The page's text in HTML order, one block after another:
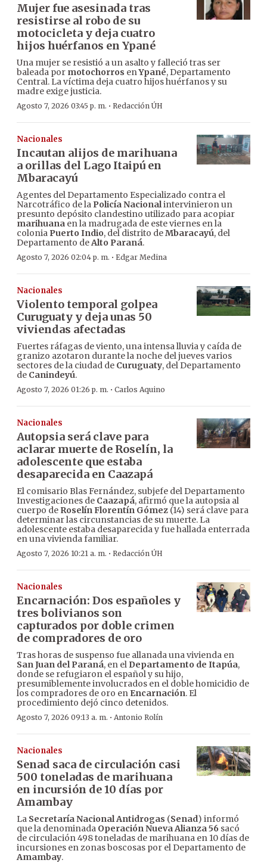
Mujer fue asesinada tras
resistirse al robo de su
motocicleta y deja cuatro
hijos huérfanos en Ypané
Una mujer se resistió a un asalto y falleció tras ser
baleada por motochorros enYpané, Departamento
Central. La víctima deja cuatro hijos huérfanos y su
madre exige justicia.
Agosto 7, 2026 03:45 p. m. · Redacción ÚH
Nacionales
Incautan alijos de marihuana
a orillas del Lago Itaipú en
Mbaracayú
Agentes del Departamento Especializado contra el
Narcotráfico de la Policía Nacionalintervinieron un
presunto depósito clandestino utilizado para acopiar
marihuana en la madrugada de este viernes en la
colonia Puerto Indio, del distrito deMbaracayú, del
Departamento deAlto Paraná.
Agosto 7, 2026 02:04 p. m. · Edgar Medina
Nacionales
Violento temporal golpea
Curuguaty y deja unas 50
viviendas afectadas
Fuertes ráfagas de viento, una intensa lluvia y caída de
granizo azotaron durante la noche del jueves varios
sectores de la ciudad de Curuguaty, del Departamento
de Canindeyú.
Agosto 7, 2026 01:26 p. m. · Carlos Aquino
Nacionales
Autopsia será clave para
aclarar muerte de Roselín, la
adolescente que estaba
desaparecida en Caazapá
El comisario Blas Fernández, subjefe del Departamento
Investigaciones de Caazapá, afirmó que la autopsia al
cuerpo de Roselín Florentín Gómez (14) será clave para
determinar las circunstancias de su muerte. La
adolescente estaba desaparecida y fue hallada enterrada
en una vivienda familiar.
Agosto 7, 2026 10:21 a. m. · Redacción ÚH
Nacionales
Encarnación: Dos españoles y
tres bolivianos son
capturados por doble crimen
de compradores de oro
Tras horas de suspenso fue allanada una vivienda en
San Juan del Paraná, en el Departamento de Itapúa,
donde se refugiaron el español y su hijo,
presumiblemente involucrados en el doble homicidio de
los compradores de oro en Encarnación. El
procedimiento dejó cinco detenidos.
Agosto 7, 2026 09:13 a. m. · Antonio Rolín
Nacionales
Senad saca de circulación casi
500 toneladas de marihuana
en incursión de 10 días por
Amambay
La Secretaría Nacional Antidrogas (Senad) informó
que la denominada Operación Nueva Alianza 56 sacó
de circulación 498 toneladas de marihuana en 10 días de
incursiones en zonas boscosas por el Departamento de
Amambay.